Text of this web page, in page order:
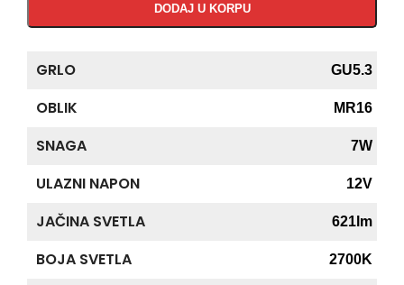
DODAJ U KORPU
GRLO GU5.3
OBLIK MR16
SNAGA 7W
ULAZNI NAPON 12V
JAČINA SVETLA 621lm
BOJA SVETLA 2700K